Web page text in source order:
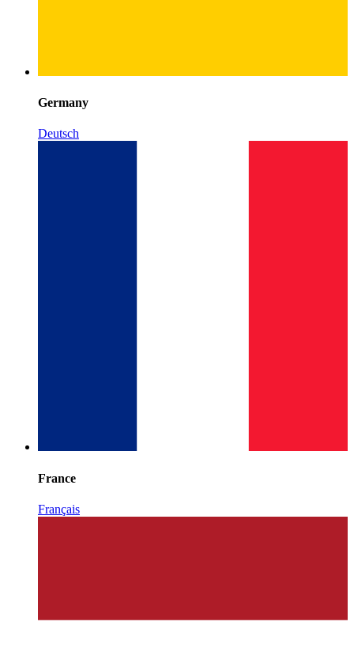
Germany
Deutsch
France
Français